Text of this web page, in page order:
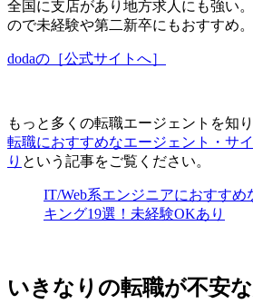
全国に支店があり地方求人にも強い
ので未経験や第二新卒にもおすすめ。
dodaの［公式サイトへ］
もっと多くの転職エージェントを知り
転職におすすめなエージェント・サ
り という記事をご覧ください。
IT/Web系エンジニアにおすすめ
キング19選！未経験OKあり
いきなりの転職が不安